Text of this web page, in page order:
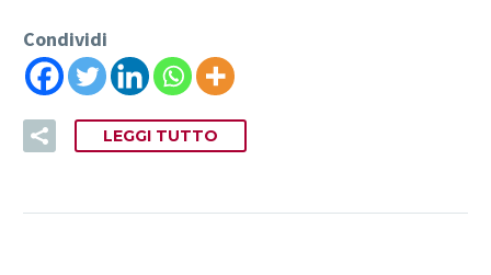
Condividi
LEGGI TUTTO